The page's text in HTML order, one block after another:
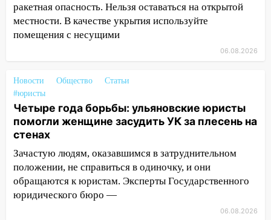
судом предстанет банда
автоподставщиков
13:36 В Инзе произошел крупный пожар
мужчины, которого необоснованно
обвиняли в жестоком обращении с
животными
12:28 Миллион на «льготниках»: в
Ульяновской области перевозчик
провернул хитрую схему с чужими
проездными
12:10 Ульяновский алиментщик накопил
120 тысяч долга
ракетная опасность. Нельзя оставаться на открытой
местности. В качестве укрытия используйте
помещения с несущими
06.08.2026
Новости Общество
Статьи
#юристы
Четыре года борьбы: ульяновские юристы
помогли женщине засудить УК за плесень на
стенах
Зачастую людям, оказавшимся в затруднительном
положении, не справиться в одиночку, и они
обращаются к юристам. Эксперты Государственного
юридического бюро —
06.08.2026